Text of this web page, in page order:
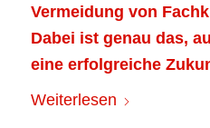
Vermeidung von
Dabei ist genau das,
eine erfolgreiche
Weiterlesen